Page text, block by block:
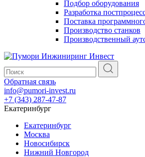
Подбор оборудования
Разработка
Поставка
Производство станков
Производственный
Обратная связь
info@pumori-invest.ru
+7 (343) 287-47-87
Екатеринбург
Екатеринбург
Москва
Новосибирск
Нижний Новгород